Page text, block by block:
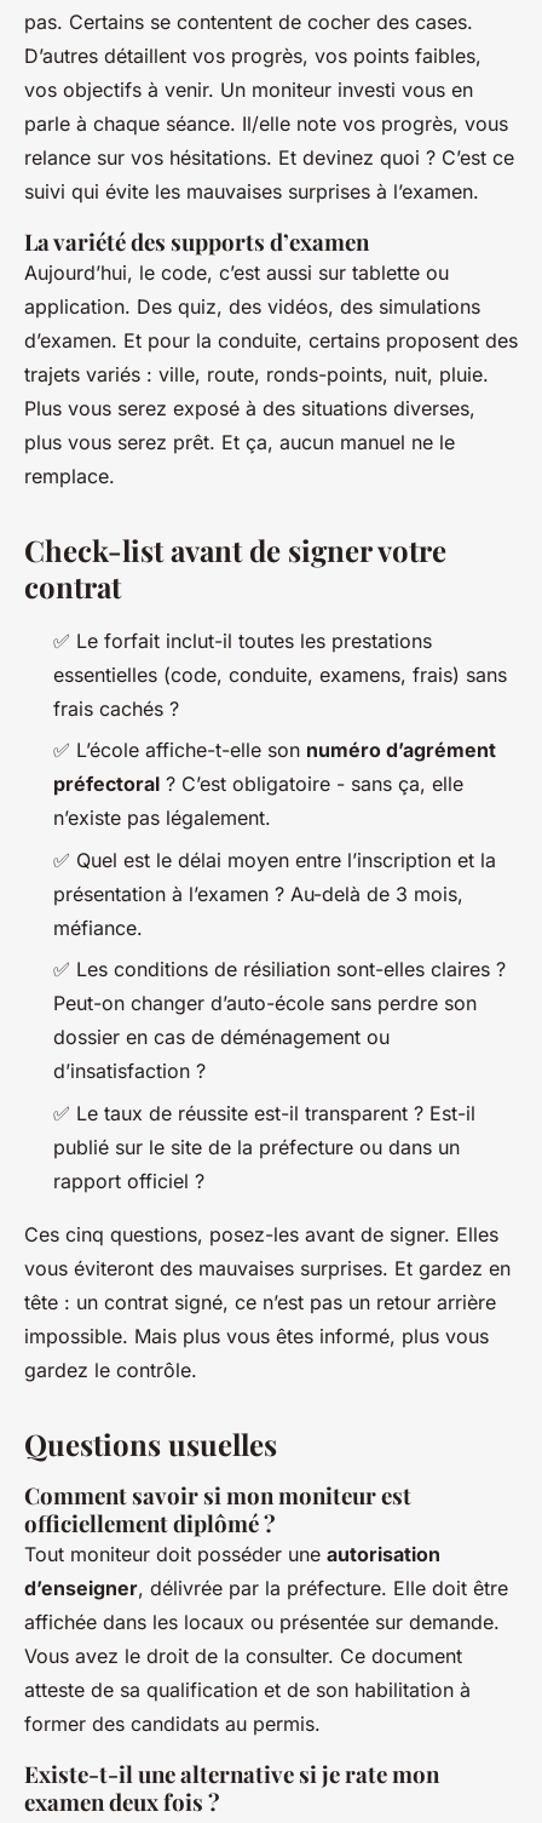
pas. Certains se contentent de cocher des cases.
D’autres détaillent vos progrès, vos points faibles,
vos objectifs à venir. Un moniteur investi vous en
parle à chaque séance. Il/elle note vos progrès, vous
relance sur vos hésitations. Et devinez quoi ? C’est ce
suivi qui évite les mauvaises surprises à l’examen.
La variété des supports d’examen
Aujourd’hui, le code, c’est aussi sur tablette ou
application. Des quiz, des vidéos, des simulations
d’examen. Et pour la conduite, certains proposent des
trajets variés : ville, route, ronds-points, nuit, pluie.
Plus vous serez exposé à des situations diverses,
plus vous serez prêt. Et ça, aucun manuel ne le
remplace.
Check-list avant de signer votre
contrat
✅ Le forfait inclut-il toutes les prestations
essentielles (code, conduite, examens, frais) sans
frais cachés ?
✅ L’école affiche-t-elle son numéro d’agrément
préfectoral ? C’est obligatoire - sans ça, elle
n’existe pas légalement.
✅ Quel est le délai moyen entre l’inscription et la
présentation à l’examen ? Au-delà de 3 mois,
méfiance.
✅ Les conditions de résiliation sont-elles claires ?
Peut-on changer d’auto-école sans perdre son
dossier en cas de déménagement ou
d’insatisfaction ?
✅ Le taux de réussite est-il transparent ? Est-il
publié sur le site de la préfecture ou dans un
rapport officiel ?
Ces cinq questions, posez-les avant de signer. Elles
vous éviteront des mauvaises surprises. Et gardez en
tête : un contrat signé, ce n’est pas un retour arrière
impossible. Mais plus vous êtes informé, plus vous
gardez le contrôle.
Questions usuelles
Comment savoir si mon moniteur est
officiellement diplômé ?
Tout moniteur doit posséder une autorisation
d’enseigner, délivrée par la préfecture. Elle doit être
affichée dans les locaux ou présentée sur demande.
Vous avez le droit de la consulter. Ce document
atteste de sa qualification et de son habilitation à
former des candidats au permis.
Existe-t-il une alternative si je rate mon
examen deux fois ?